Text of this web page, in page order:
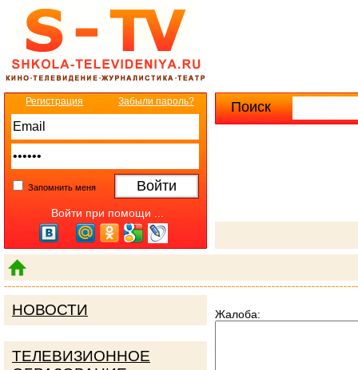
Поиск
Регистрация Забыли пароль?
Запомнить меня
Войти при помощи ...
Жалоба:
НОВОСТИ
ТЕЛЕВИЗИОННОЕ